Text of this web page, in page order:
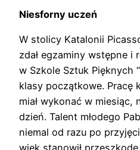
Niesforny uczeń
W stolicy Katalonii
zdał egzaminy wstępne i
w Szkole Sztuk Pięknych
klasy początkowe. Pracę
miał wykonać w miesiąc,
dzień. Talent młodego
niemal od razu po